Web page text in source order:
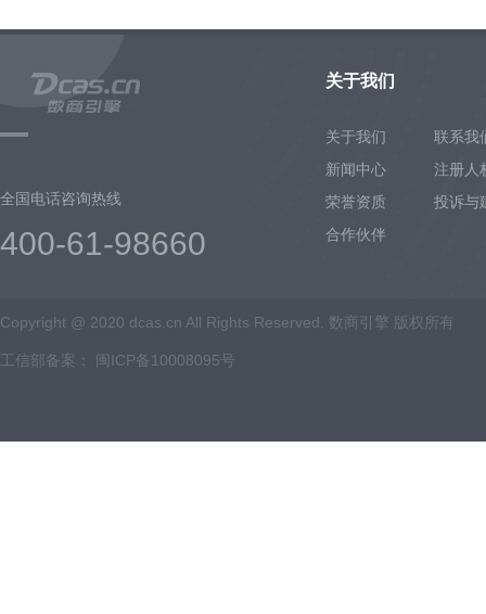
全国电话咨询热线
400-61-98660
关于我们
关于我们
联系我
新闻中心
注册人
荣誉资质
投诉与
合作伙伴
Copyright @ 2020 dcas.cn All Rights Reserved. 数商引擎 版权所有
工信部备案： 闽ICP备10008095号